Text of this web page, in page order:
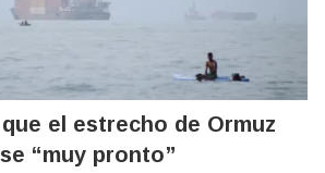
el estrecho de Ormuz
“muy pronto”